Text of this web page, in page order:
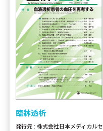
臨牀透析
発行元 : 株式会社日本メディカルセ